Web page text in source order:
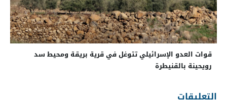
قوات العدو الإسرائيلي تتوغل في قرية بريقة ومحيط سد
رويحينة بالقنيطرة
التعليقات